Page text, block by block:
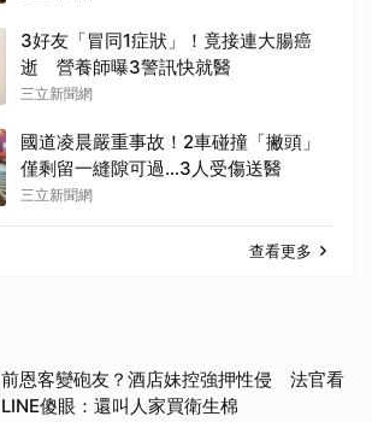
3好友「冒同1症狀」！竟接連大腸癌
逝 營養師曝3警訊快就醫
三立新聞網
國道凌晨嚴重事故！2車碰撞「撇頭」
僅剩留一縫隙可過…3人受傷送醫
三立新聞網
查看更多
前恩客變砲友？酒店妹控強押性侵 法官看
LINE傻眼：還叫人家買衛生棉